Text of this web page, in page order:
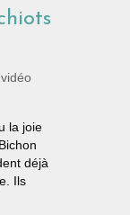
vidéo
la joie
déjà
Ils